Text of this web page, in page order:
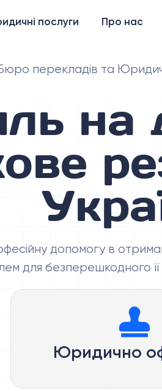
послуги Про нас
перекладів та
на
допомогу в
для безперешкодного
Юридично